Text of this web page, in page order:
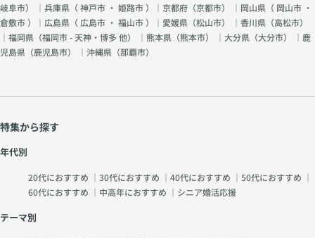
岐阜市） ｜兵庫県（神戸市 ・ 姫路市）｜京都府（京都市） ｜岡山県（ 岡山市 ・
倉敷市）｜広島県（ 広島市 ・ 福山市）｜愛媛県（松山市） ｜香川県（高松市）
｜福岡県（福岡市 - 天神・博多 他） ｜熊本県（熊本市） ｜大分県（大分市） ｜鹿
児島県（鹿児島市） ｜沖縄県（那覇市）
特集から探す
年代別
20代におすすめ ｜ 30代におすすめ ｜ 40代におすすめ ｜ 50代におすすめ ｜
60代におすすめ ｜ 中高年におすすめ ｜ シニア婚活応援
テーマ別